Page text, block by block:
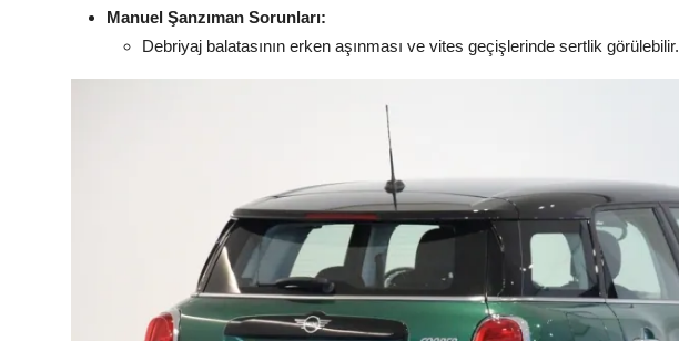
Manuel Şanzıman Sorunları:
Debriyaj balatasının erken aşınması ve vites geçişlerinde sertlik görülebilir.